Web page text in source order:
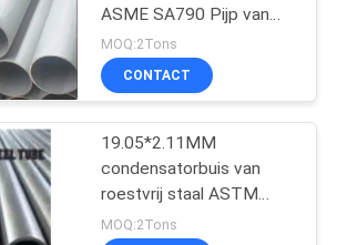
ASME SA790 Pijp van
het de Buisuns S31500
de Duplexroestvrije staal
MOQ:2Tons
CONTACT
19.05*2.11MM
condensatorbuis van
roestvrij staal ASTM
A249 316 316L
MOQ:2Tons